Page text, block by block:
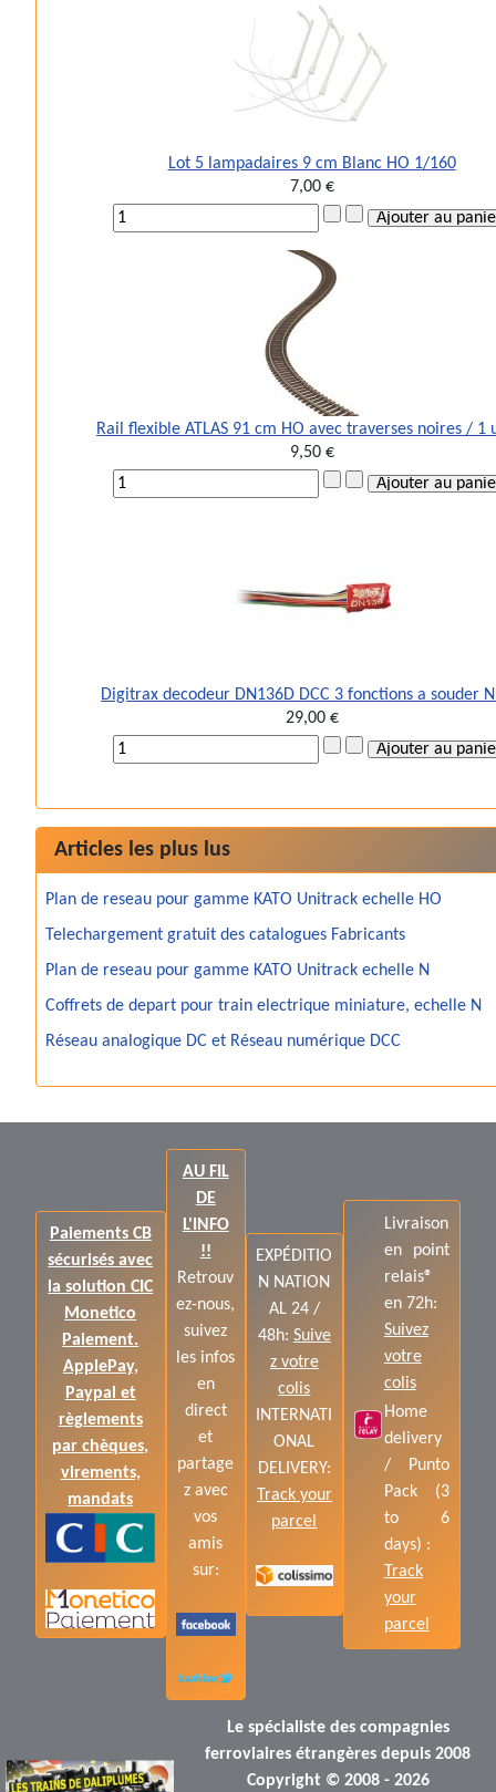
Lot 5 lampadaires 9 cm Blanc HO 1/160
7,00 €
Rail flexible ATLAS 91 cm HO avec traverses noires / 1
9,50 €
Digitrax decodeur DN136D DCC 3 fonctions a souder
29,00 €
Articles les plus lus
Plan de reseau pour gamme KATO Unitrack echelle HO
Telechargement gratuit des catalogues Fabricants
Plan de reseau pour gamme KATO Unitrack echelle N
Coffrets de depart pour train electrique miniature, echelle N
Réseau analogique DC et Réseau numérique DCC
Paiements CB
sécurisés avec
la solution CIC
Monetico
Paiement.
ApplePay,
Paypal et
règlements
par chèques,
virements,
mandats
AU FIL
DE
L'INFO
!!
Retrouv
ez-nous,
suivez
les infos
en
direct
et
partage
z avec
vos
amis
sur:
EXPÉDITIO
N NATION
AL 24 /
48h: Suive
z votre
colis
INTERNATI
ONAL
DELIVERY:
Track your
parcel
Livraison
en point
relais®
en 72h:
Suivez
votre
colis
Home
delivery
/ Punto
Pack (3
to 6
days) :
Track
your
parcel
Le spécialiste des compagnies
ferroviaires étrangères depuis 2008
Copyright © 2008 - 2026